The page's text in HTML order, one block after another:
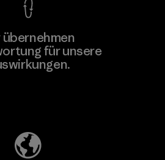
übernehmen
für unsere